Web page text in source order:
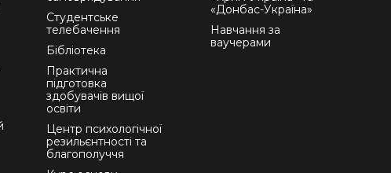
Студентське
телебачення
Бібліотека
Практична
підготовка
здобувачів вищої
освіти
Центр психологічної
резильєнтності та
благополуччя
«Донбас-Україна»
Навчання за
ваучерами